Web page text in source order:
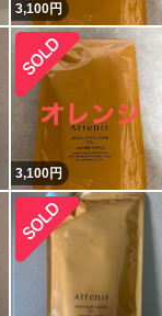
3,100円
3,100円